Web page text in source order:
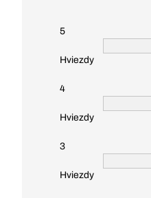
5
Hviezdy
4
Hviezdy
3
Hviezdy